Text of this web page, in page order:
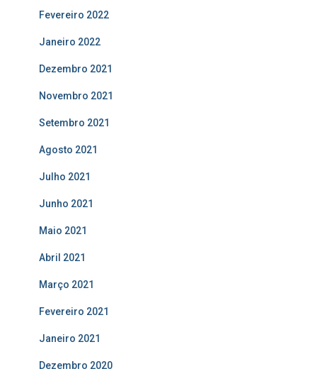
Fevereiro 2022
Janeiro 2022
Dezembro 2021
Novembro 2021
Setembro 2021
Agosto 2021
Julho 2021
Junho 2021
Maio 2021
Abril 2021
Março 2021
Fevereiro 2021
Janeiro 2021
Dezembro 2020